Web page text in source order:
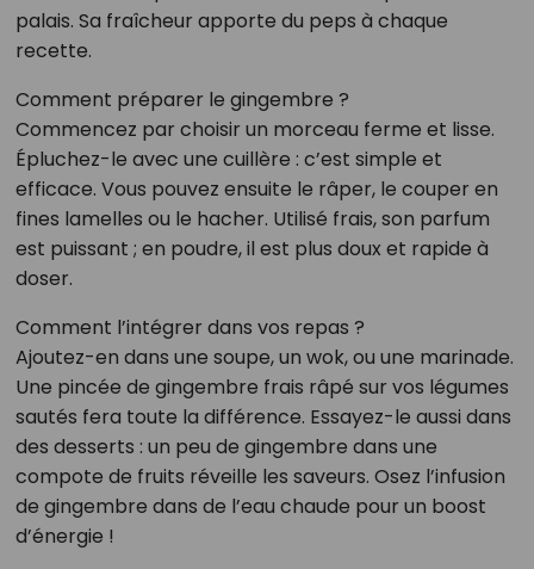
palais. Sa fraîcheur apporte du peps à chaque
recette.
Comment préparer le gingembre ?
Commencez par choisir un morceau ferme et lisse.
Épluchez-le avec une cuillère : c’est simple et
efficace. Vous pouvez ensuite le râper, le couper en
fines lamelles ou le hacher. Utilisé frais, son parfum
est puissant ; en poudre, il est plus doux et rapide à
doser.
Comment l’intégrer dans vos repas ?
Ajoutez-en dans une soupe, un wok, ou une marinade.
Une pincée de gingembre frais râpé sur vos légumes
sautés fera toute la différence. Essayez-le aussi dans
des desserts : un peu de gingembre dans une
compote de fruits réveille les saveurs. Osez l’infusion
de gingembre dans de l’eau chaude pour un boost
d’énergie !